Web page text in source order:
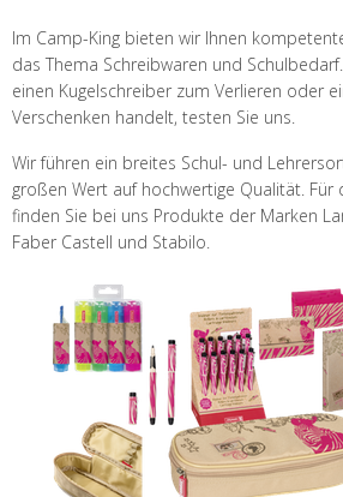
Im Camp-King bieten wir Ihnen
das Thema Schreibwaren und
einen Kugelschreiber zum Verlieren oder
Verschenken handelt, testen Sie uns.
Wir führen ein breites Schul- und
großen Wert auf hochwertige Qualität. Für
finden Sie bei uns Produkte der Marken
Faber Castell und Stabilo.